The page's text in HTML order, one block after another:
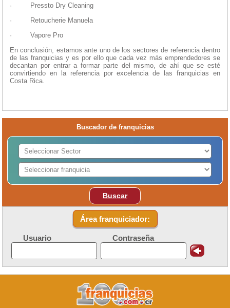
·
Pressto Dry Cleaning
·
Retoucherie Manuela
· Vapore Pro
En conclusión, estamos ante uno de los sectores de referencia dentro
de las franquicias y es por ello que cada vez más emprendedores se
decantan por entrar a formar parte del mismo, de ahí que se esté
convirtiendo en la referencia por excelencia de las franquicias en
Costa Rica.
Buscador de franquicias
Buscar
Área franquiciador:
Usuario Contraseña